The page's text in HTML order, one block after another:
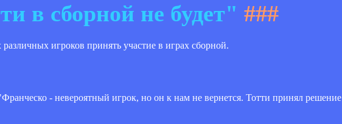
в сборной не будет" ###
игроков принять участие в играх сборной.
- невероятный игрок, но он к нам не вернется. Тотти принял решение